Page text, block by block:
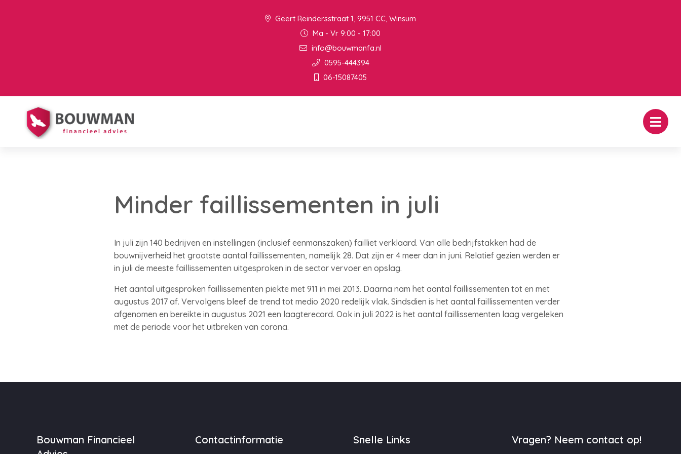
Geert Reindersstraat 1, 9951 CC, Winsum
Ma - Vr 9:00 - 17:00
info@bouwmanfa.nl
0595-444394
06-15087405
Minder faillissementen in juli
In juli zijn 140 bedrijven en instellingen (inclusief eenmanszaken) failliet verklaard. Van alle bedrijfstakken had de
bouwnijverheid het grootste aantal faillissementen, namelijk 28. Dat zijn er 4 meer dan in juni. Relatief gezien werden er
in juli de meeste faillissementen uitgesproken in de sector vervoer en opslag.
Het aantal uitgesproken faillissementen piekte met 911 in mei 2013. Daarna nam het aantal faillissementen tot en met
augustus 2017 af. Vervolgens bleef de trend tot medio 2020 redelijk vlak. Sindsdien is het aantal faillissementen verder
afgenomen en bereikte in augustus 2021 een laagterecord. Ook in juli 2022 is het aantal faillissementen laag vergeleken
met de periode voor het uitbreken van corona.
Bouwman Financieel
Contactinformatie Snelle Links Vragen? Neem contact op!